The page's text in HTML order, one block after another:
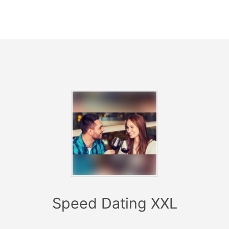
gerne wiedersehen willst und bekommst nach dem Event
Online-Link, wo alle Teilnehmer aufgeführt sind und
eintragen kannst. Bei Übereinstimmung tauschen wir
(Email-Adresse) aus, sodass du mit deiner
treten kannst. Falls du es nicht schon direkt nach dem
gemacht hast ;-)
ist beim Event vor Ort, begrüßt die Teilnehmer und
für Dortmunds großes Speed Dating Event sind auf 15
Speed Dating XXL